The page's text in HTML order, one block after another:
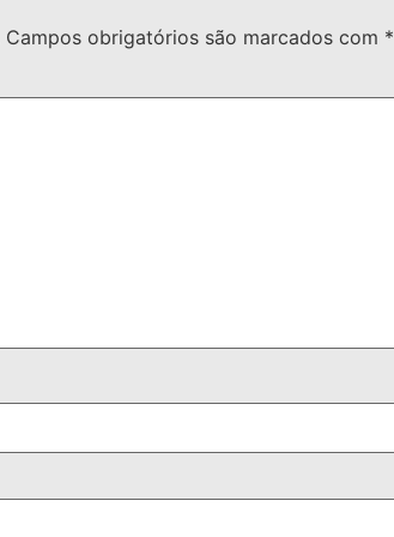
Campos obrigatórios são marcados com *